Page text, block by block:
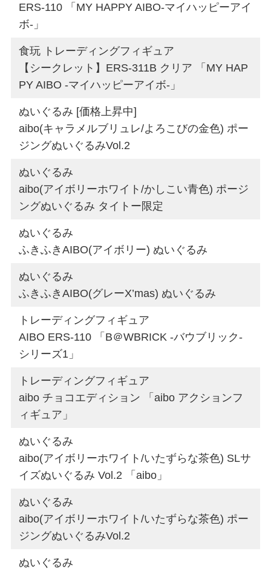
ERS-110 「MY HAPPY AIBO-マイハッピーアイ
ボ-」
食玩 トレーディングフィギュア
【シークレット】ERS-311B クリア 「MY HAP
PY AIBO -マイハッピーアイボ-」
ぬいぐるみ [価格上昇中]
aibo(キャラメルブリュレ/よろこびの金色) ポー
ジングぬいぐるみVol.2
ぬいぐるみ
aibo(アイボリーホワイト/かしこい青色) ポージ
ングぬいぐるみ タイトー限定
ぬいぐるみ
ふきふきAIBO(アイボリー) ぬいぐるみ
ぬいぐるみ
ふきふきAIBO(グレーX’mas) ぬいぐるみ
トレーディングフィギュア
AIBO ERS-110 「B＠WBRICK -バウブリック-
シリーズ1」
トレーディングフィギュア
aibo チョコエディション 「aibo アクションフ
ィギュア」
ぬいぐるみ
aibo(アイボリーホワイト/いたずらな茶色) SLサ
イズぬいぐるみ Vol.2 「aibo」
ぬいぐるみ
aibo(アイボリーホワイト/いたずらな茶色) ポー
ジングぬいぐるみVol.2
ぬいぐるみ